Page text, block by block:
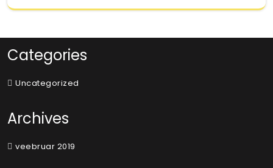
Categories
Uncategorized
Archives
veebruar 2019